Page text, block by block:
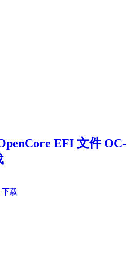
EFI 文件 OC-